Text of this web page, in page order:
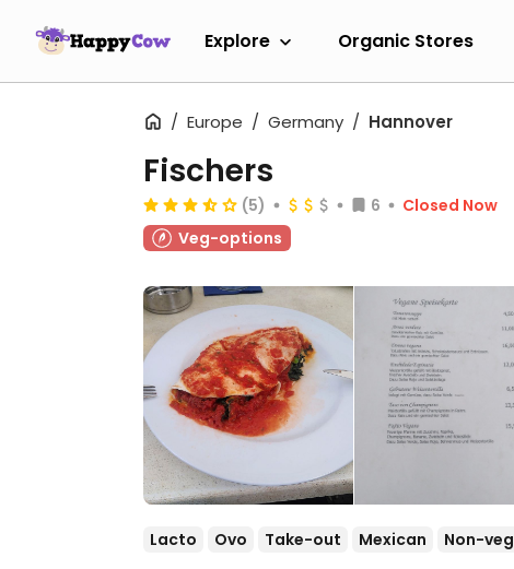
Explore Organic Stores
Europe Germany Hannover
Fischers
(5) 6
Closed Now
Veg-options
Lacto Ovo Take-out Mexican Non-veg